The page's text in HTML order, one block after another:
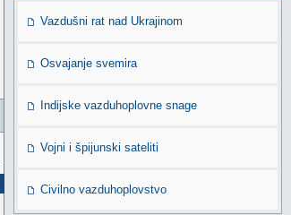
Vazdušni rat nad Ukrajinom
Osvajanje svemira
Indijske vazduhoplovne snage
Vojni i špijunski sateliti
Civilno vazduhoplovstvo